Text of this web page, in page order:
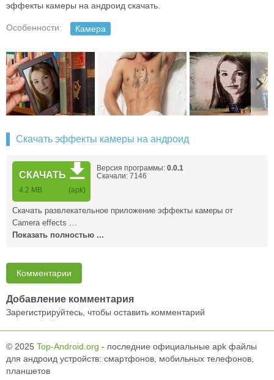
эффекты камеры на андроид скачать.
Особенности: Камера
Скачать эффекты камеры на андроид
СКАЧАТЬ
4.2 MB (apk)
Версия программы: 0.0.1
Скачали: 7146
Скачать развлекательное приложение эффекты камеры от
Camera effects …
Показать полностью ...
Комментарии
Добавление комментария
Зарегистрируйтесь, чтобы оставить комментарий
© 2025 Top-Android.org - последние официальные apk файлы
для андроид устройств: смартфонов, мобильных телефонов,
планшетов